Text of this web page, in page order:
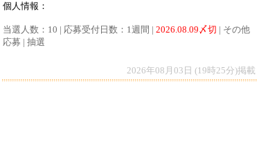
個人情報：
当選人数：10 | 応募受付日数：1週間 | 2026.08.09〆切 | その他
応募 | 抽選
2026年08月03日 (19時25分)掲載